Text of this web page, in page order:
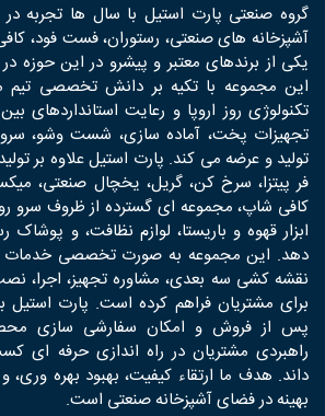
گروه صنعتی پارت استیل با سال ها تجربه در
آشپزخانه های صنعتی، رستوران، فست فود،
یکی از برندهای معتبر و پیشرو در این حوزه
این مجموعه با تکیه بر دانش تخصصی تیم
تکنولوژی روز اروپا و رعایت استانداردهای
تجهیزات پخت، آماده سازی، شست وشو،
تولید و عرضه می کند. پارت استیل علاوه بر
فر پیتزا، سرخ کن، گریل، یخچال صنعتی،
کافی شاپ، مجموعه ای گسترده از ظروف سرو
ابزار قهوه و باریستا، لوازم نظافت، و پوشاک
دهد. این مجموعه به صورت تخصصی خدمات
نقشه کشی سه بعدی، مشاوره تجهیز، اجرا،
برای مشتریان فراهم کرده است. پارت استیل
پس از فروش و امکان سفارشی سازی
راهبردی مشتریان در راه اندازی حرفه ای
داند. هدف ما ارتقاء کیفیت، بهبود بهره
بهینه در فضای آشپزخانه صنعتی است.